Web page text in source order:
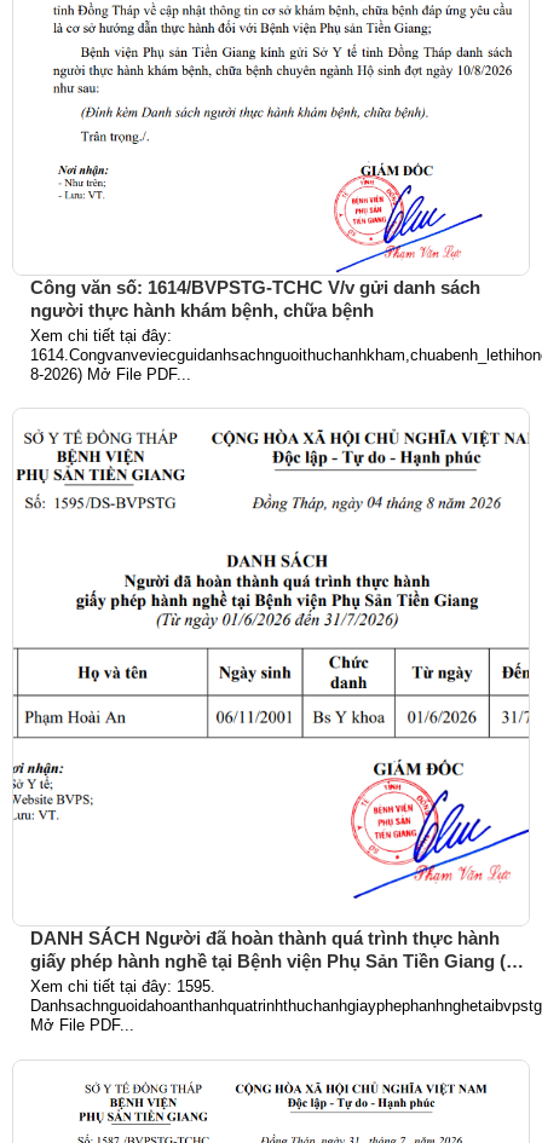
Công văn số: 1614/BVPSTG-TCHC V/v gửi danh sách
người thực hành khám bệnh, chữa bệnh
Xem chi tiết tại đây:
8-2026) Mở File PDF...
DANH SÁCH Người đã hoàn thành quá trình thực hành
giấy phép hành nghề tại Bệnh viện Phụ Sản Tiền Giang (Từ
ngày 01/6/2026 đến 31/7/2026)
Xem chi tiết tại đây: 1595.
Mở File PDF...